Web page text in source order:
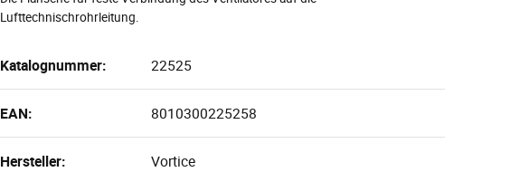
Lufttechnischrohrleitung.
Katalognummer: 22525
EAN: 8010300225258
Hersteller: Vortice